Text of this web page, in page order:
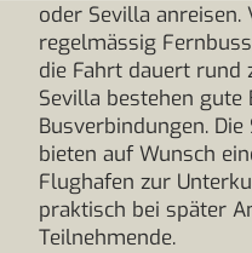
oder Sevilla anreisen.
regelmässig
die Fahrt dauert rund
Sevilla bestehen gute
Busverbindungen.
bieten auf Wunsch
Flughafen zur
praktisch bei später
Teilnehmende.